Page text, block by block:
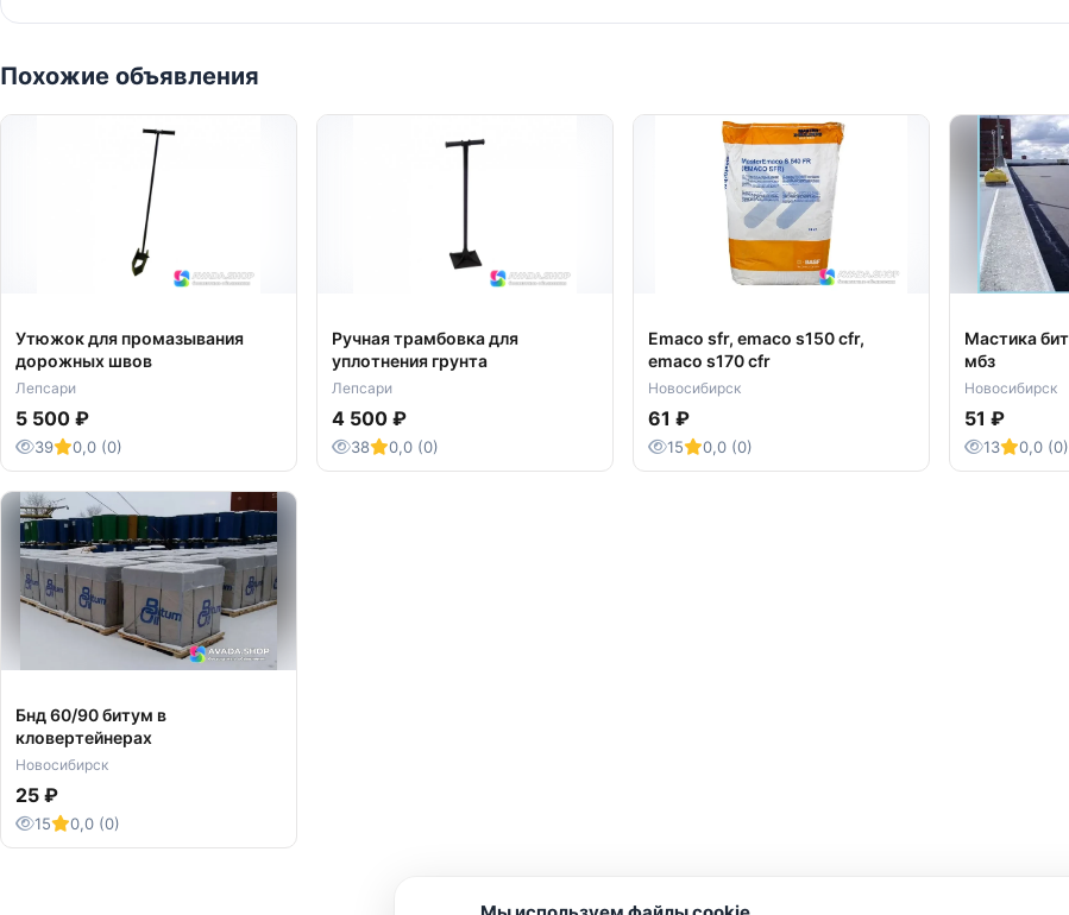
Похожие объявления
Утюжок для промазывания
дорожных швов
Лепсари
5 500 ₽
39 0,0 (0)
Ручная трамбовка для
уплотнения грунта
Лепсари
4 500 ₽
38 0,0 (0)
Emaco sfr, emaco s150 cfr,
emaco s170 cfr
Новосибирск
61 ₽
15 0,0 (0)
Мастика
мбз
Новосибирск
51 ₽
13 0,0 (0)
Бнд 60/90 битум в
кловертейнерах
Новосибирск
25 ₽
15 0,0 (0)